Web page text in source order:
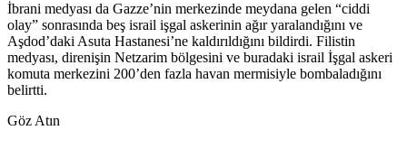
İbrani medyası da Gazze’nin merkezinde meydana gelen “ciddi
olay” sonrasında beş israil işgal askerinin ağır yaralandığını ve
Aşdod’daki Asuta Hastanesi’ne kaldırıldığını bildirdi. Filistin
medyası, direnişin Netzarim bölgesini ve buradaki israil İşgal askeri
komuta merkezini 200’den fazla havan mermisiyle bombaladığını
belirtti.
Göz Atın